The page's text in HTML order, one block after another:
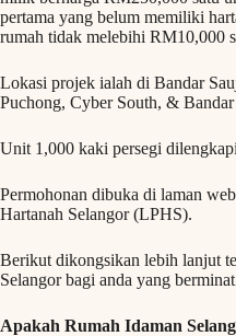
pertama yang belum memiliki
rumah tidak melebihi RM10,000
Lokasi projek ialah di Bandar
Puchong, Cyber South, &
Unit 1,000 kaki persegi
Permohonan dibuka di laman
Hartanah Selangor (LPHS).
Berikut dikongsikan lebih lanjut
Selangor bagi anda yang
Apakah Rumah Idaman